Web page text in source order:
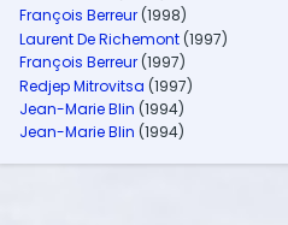
François Berreur (1998)
Laurent De Richemont (1997)
François Berreur (1997)
Redjep Mitrovitsa (1997)
Jean-Marie Blin (1994)
Jean-Marie Blin (1994)